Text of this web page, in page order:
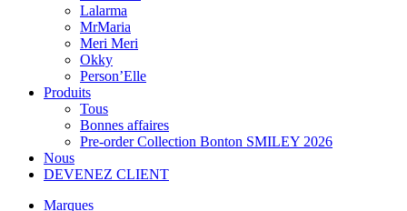
Lalarma
MrMaria
Meri Meri
Okky
Person’Elle
Produits
Tous
Bonnes affaires
Pre-order Collection Bonton SMILEY 2026
Nous
DEVENEZ CLIENT
Marques